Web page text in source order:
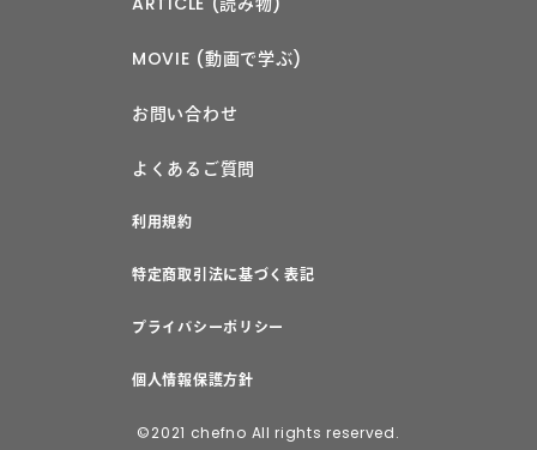
MOVIE (動画で学ぶ)
お問い合わせ
よくあるご質問
利用規約
特定商取引法に基づく表記
プライバシーポリシー
個人情報保護方針
©2021 chefno All rights reserved.